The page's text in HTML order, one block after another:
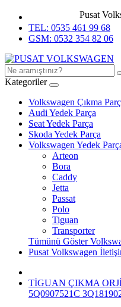
Pusat
TEL: 0535 461 99 68
GSM: 0532 354 82 06
Kategoriler
Volkswagen Çıkma
Audi Yedek Parça
Seat Yedek Parça
Skoda Yedek Parça
Volkswagen Yedek
Arteon
Bora
Caddy
Jetta
Passat
Polo
Tiguan
Transporter
Tümünü Göster
Pusat Volkswagen
TİGUAN ÇIKMA
5Q0907521C